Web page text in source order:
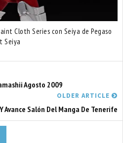
Cloth Series con Seiya de Pegaso
Seiya
Agosto 2009
OLDER ARTICLE
Avance Salón Del Manga De Tenerife